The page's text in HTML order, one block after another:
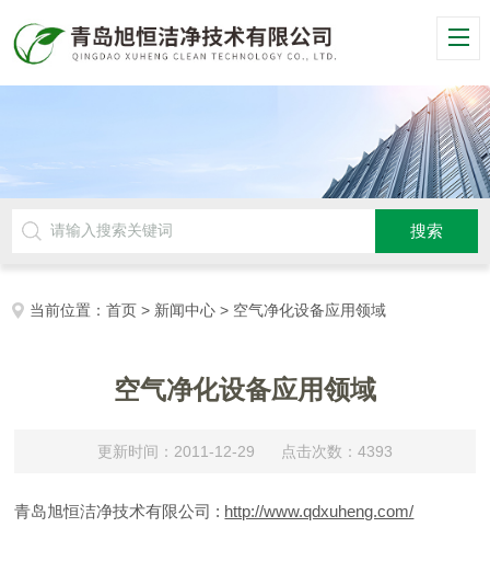
当前位置：首页 > 新闻中心 > 空气净化设备应用领域
空气净化设备应用领域
更新时间：2011-12-29 点击次数：4393
青岛旭恒洁净技术有限公司 : http://www.qdxuheng.com/